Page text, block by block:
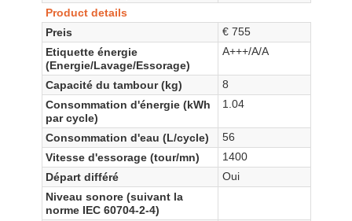
Product details
Preis
€ 755
Etiquette énergie
(Energie/Lavage/Essorage)
A+++/A/A
Capacité du tambour (kg)
8
Consommation d'énergie (kWh
par cycle)
1.04
Consommation d'eau (L/cycle)
56
Vitesse d'essorage (tour/mn)
1400
Départ différé
Oui
Niveau sonore (suivant la
norme IEC 60704-2-4)